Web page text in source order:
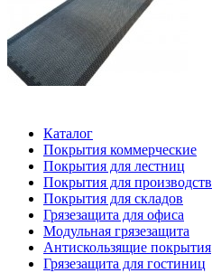
Каталог
Покрытия коммерческие
Покрытия для лестниц
Покрытия для производств
Покрытия для складов
Грязезащита для офиса
Модульная грязезащита
Антискользящие покрытия
Грязезащита для гостиниц